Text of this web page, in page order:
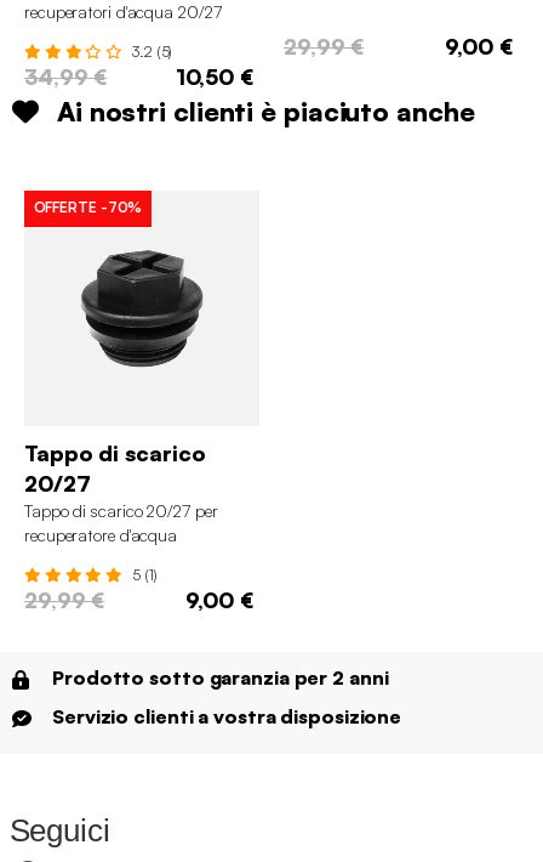
recuperatori d'acqua 20/27
3.2 (5)
34,99 € 10,50 €
29,99 € 9,00 €
Ai nostri clienti è piaciuto anche
OFFERTE -70%
Tappo di scarico
20/27
Tappo di scarico 20/27 per
recuperatore d'acqua
5 (1)
29,99 € 9,00 €
Prodotto sotto garanzia per 2 anni
Servizio clienti a vostra disposizione
Seguici